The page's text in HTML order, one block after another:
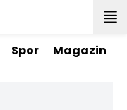
Spor Magazin